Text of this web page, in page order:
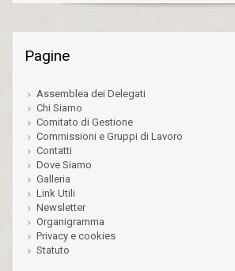
Pagine
Assemblea dei Delegati
Chi Siamo
Comitato di Gestione
Commissioni e Gruppi di Lavoro
Contatti
Dove Siamo
Galleria
Link Utili
Newsletter
Organigramma
Privacy e cookies
Statuto